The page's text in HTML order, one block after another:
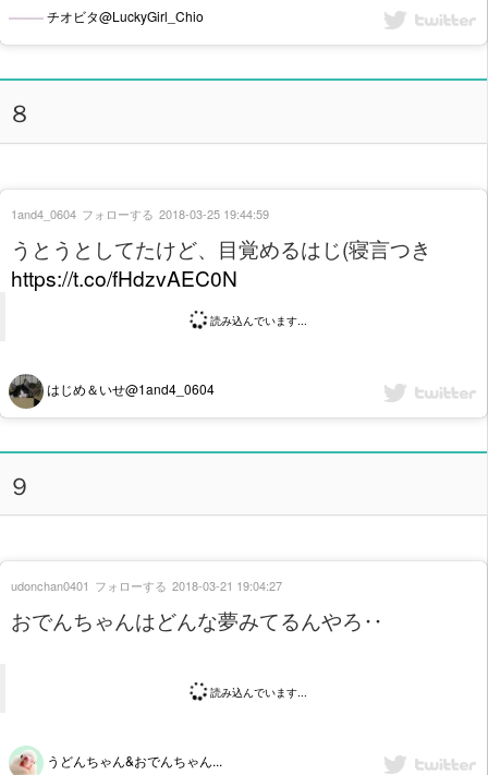
チオビタ@LuckyGirl_Chio
８
うとうとしてたけど、目覚めるはじ(寝言つき
https://t.co/fHdzvAEC0N
読み込んでいます...
はじめ＆いせ@1and4_0604
1and4_0604 フォローする 2018-03-25 19:44:59
９
おでんちゃんはどんな夢みてるんやろ‥
読み込んでいます...
うどんちゃん&おでんちゃん...
udonchan0401 フォローする 2018-03-21 19:04:27